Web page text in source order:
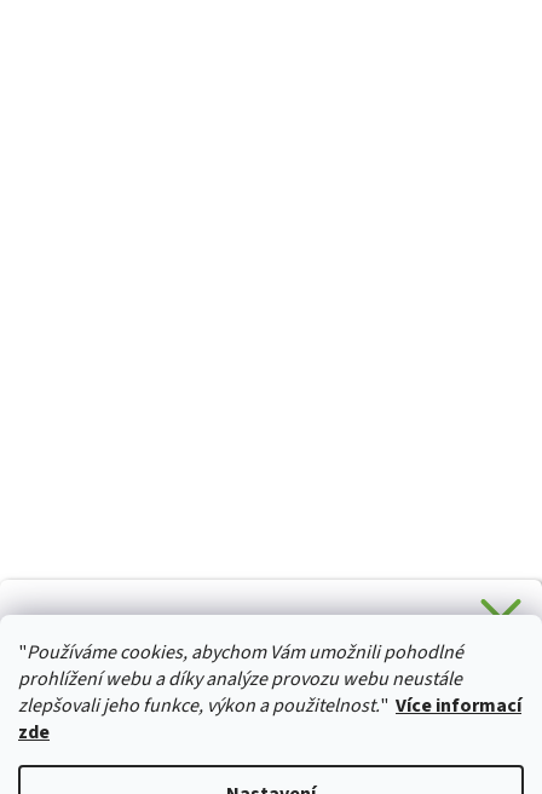
"Používáme cookies, abychom Vám umožnili pohodlné
prohlížení webu a díky analýze provozu webu neustále
zlepšovali jeho funkce, výkon a použitelnost." Více informací
zde
HURTTA-COLLECTION.CZ
Stačí se přihlásit k odběru novinek z našeho obchodu a je
Vaše :)
Ano, chci se přihlásit